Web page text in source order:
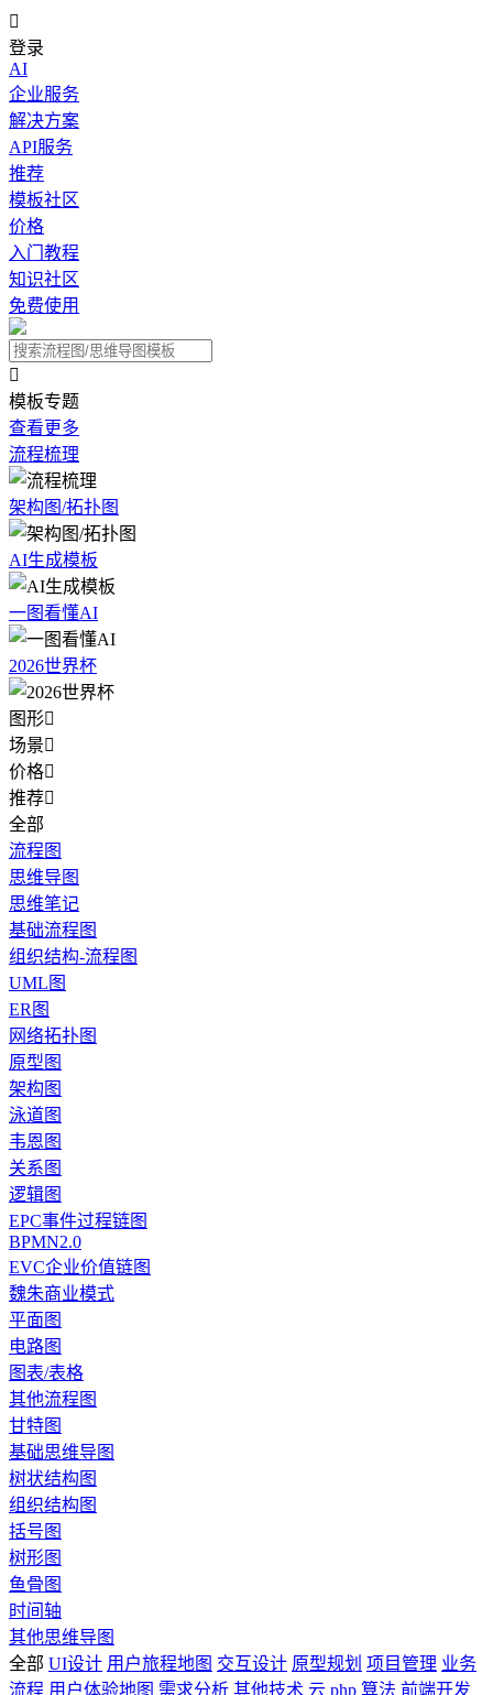

登录
AI
企业服务
解决方案
API服务
推荐
模板社区
价格
入门教程
知识社区
免费使用

模板专题
查看更多
流程梳理
架构图/拓扑图
AI生成模板
一图看懂AI
2026世界杯
图形
场景
价格
推荐
全部
流程图
思维导图
思维笔记
基础流程图
组织结构-流程图
UML图
ER图
网络拓扑图
原型图
架构图
泳道图
韦恩图
关系图
逻辑图
EPC事件过程链图
BPMN2.0
EVC企业价值链图
魏朱商业模式
平面图
电路图
图表/表格
其他流程图
甘特图
基础思维导图
树状结构图
组织结构图
括号图
树形图
鱼骨图
时间轴
其他思维导图
全部 UI设计 用户旅程地图 交互设计 原型规划 项目管理 业务
流程 用户体验地图 需求分析 其他技术 云 php 算法 前端开发